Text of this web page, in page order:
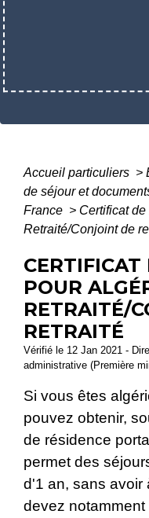
Accueil particuliers >
de séjour et
France > Certificat
Retraité/Conjoint de
CERTIFICAT
POUR
RETRAITÉ/
RETRAITÉ
Vérifié le 12 Jan 2021 -
administrative (Première
Si vous êtes
pouvez obtenir,
de résidence
permet des
d'1 an, sans avoir
devez